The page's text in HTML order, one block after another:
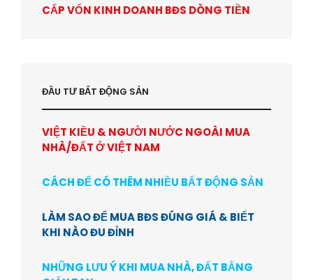
CẤP VỐN KINH DOANH BĐS DÒNG TIỀN
ĐẦU TƯ BẤT ĐỘNG SẢN
VIỆT KIỀU & NGƯỜI NƯỚC NGOÀI MUA
NHÀ/ĐẤT Ở VIỆT NAM
CÁCH ĐỂ CÓ THÊM NHIỀU BẤT ĐỘNG SẢN
LÀM SAO ĐỂ MUA BĐS ĐÚNG GIÁ & BIẾT
KHI NÀO ĐU ĐỈNH
NHỮNG LƯU Ý KHI MUA NHÀ, ĐẤT BẰNG